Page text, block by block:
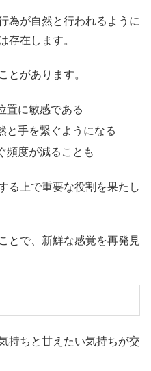
為が自然と行われるように
存在します。
とがあります。
置に敏感である
と手を繋ぐようになる
頻度が減ることも
る上で重要な役割を果たし
とで、新鮮な感覚を再発見
持ちと甘えたい気持ちが交